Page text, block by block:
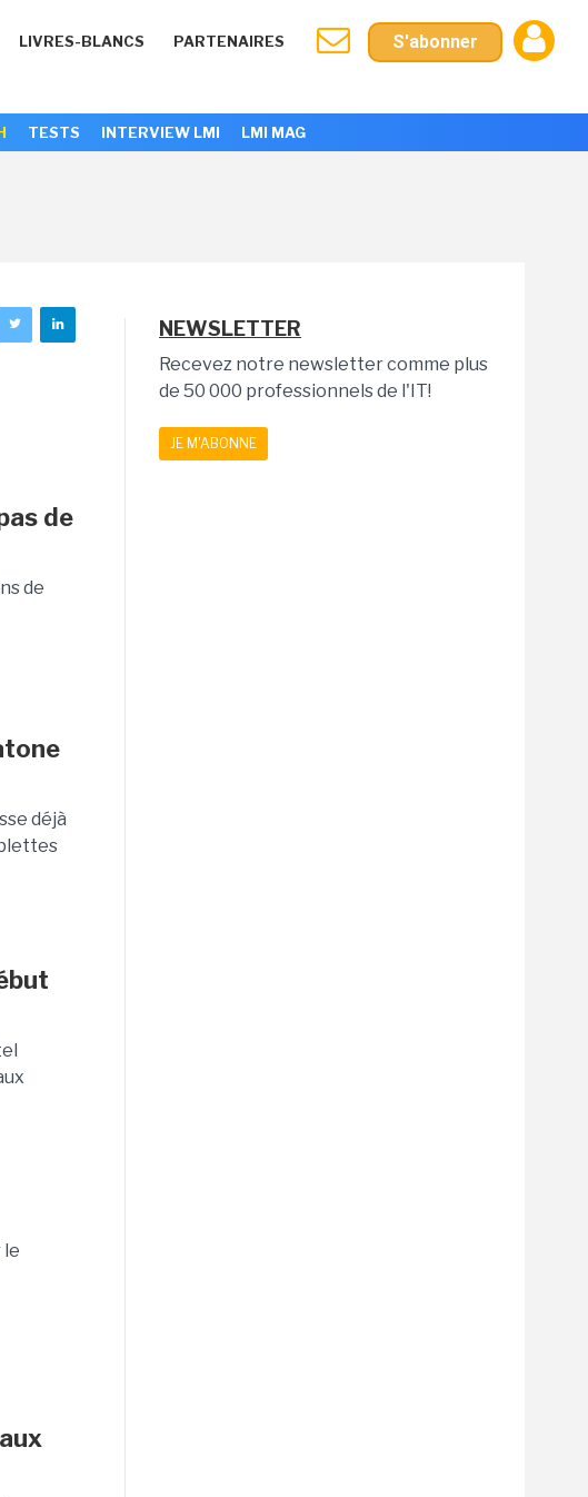
LIVRES-BLANCS PARTENAIRES S'abonner
TESTS INTERVIEW LMI LMI MAG
de
de
déjà
le
NEWSLETTER
Recevez notre newsletter comme plus
de 50 000 professionnels de l'IT!
JE M'ABONNE